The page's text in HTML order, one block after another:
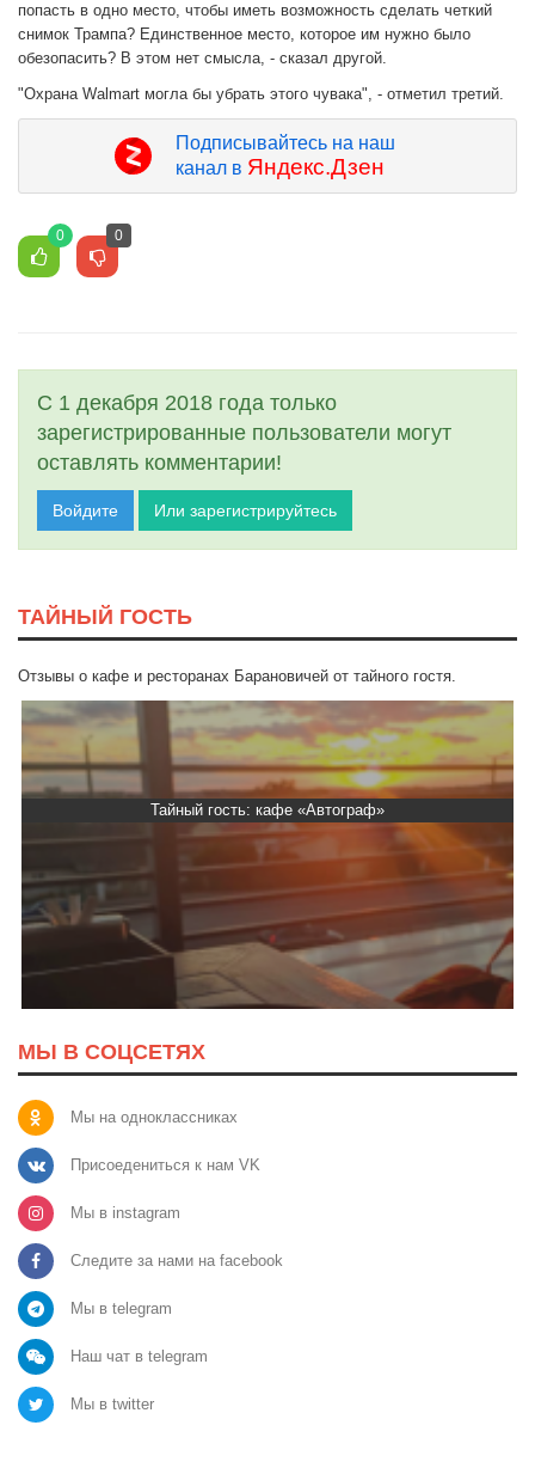
попасть в одно место, чтобы иметь возможность сделать четкий
снимок Трампа? Единственное место, которое им нужно было
обезопасить? В этом нет смысла, - сказал другой.
"Охрана Walmart могла бы убрать этого чувака", - отметил третий.
Подписывайтесь на наш
канал в Яндекс.Дзен
0 0
С 1 декабря 2018 года только
зарегистрированные пользователи могут
оставлять комментарии!
Войдите Или зарегистрируйтесь
ТАЙНЫЙ ГОСТЬ
Отзывы о кафе и ресторанах Барановичей от тайного гостя.
Тайный гость: кафе «Автограф»
МЫ В СОЦСЕТЯХ
Мы на одноклассниках
Присоедениться к нам VK
Мы в instagram
Следите за нами на facebook
Мы в telegram
Наш чат в telegram
Мы в twitter